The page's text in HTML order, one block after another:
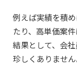
例えば実績を積
たり、高単価案
結果として、会
珍しくありません